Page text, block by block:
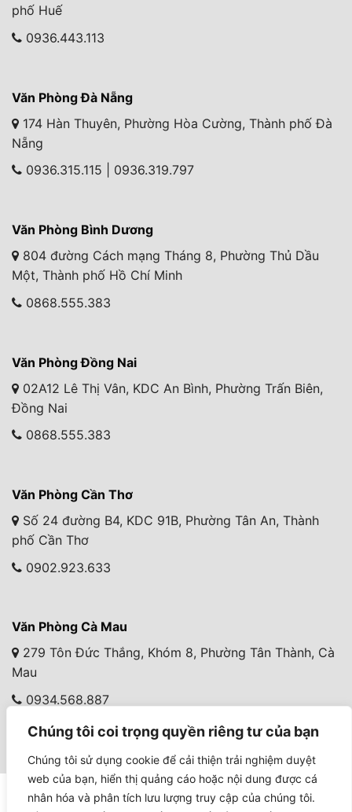
Chúng tôi coi trọng quyền riêng tư của bạn
Chúng tôi sử dụng cookie để cải thiện trải nghiệm duyệt
web của bạn, hiển thị quảng cáo hoặc nội dung được cá
nhân hóa và phân tích lưu lượng truy cập của chúng tôi.
phố Huế
0936.443.113
Văn Phòng Đà Nẵng
174 Hàn Thuyên, Phường Hòa Cường, Thành phố Đà
Nẵng
0936.315.115 | 0936.319.797
Văn Phòng Bình Dương
804 đường Cách mạng Tháng 8, Phường Thủ Dầu
Một, Thành phố Hồ Chí Minh
0868.555.383
Văn Phòng Đồng Nai
02A12 Lê Thị Vân, KDC An Bình, Phường Trấn Biên,
Đồng Nai
0868.555.383
Văn Phòng Cần Thơ
Số 24 đường B4, KDC 91B, Phường Tân An, Thành
phố Cần Thơ
0902.923.633
Văn Phòng Cà Mau
279 Tôn Đức Thắng, Khóm 8, Phường Tân Thành, Cà
Mau
0934.568.887